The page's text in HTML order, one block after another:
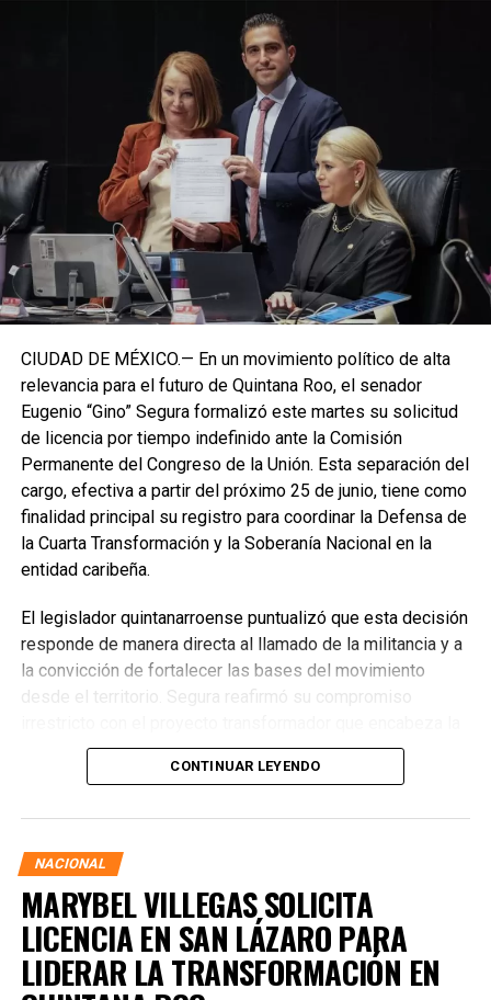
CIUDAD DE MÉXICO.— En un movimiento político de alta
relevancia para el futuro de Quintana Roo, el senador
Eugenio “Gino” Segura formalizó este martes su solicitud
de licencia por tiempo indefinido ante la Comisión
Permanente del Congreso de la Unión. Esta separación del
cargo, efectiva a partir del próximo 25 de junio, tiene como
finalidad principal su registro para coordinar la Defensa de
la Cuarta Transformación y la Soberanía Nacional en la
entidad caribeña.
El legislador quintanarroense puntualizó que esta decisión
responde de manera directa al llamado de la militancia y a
la convicción de fortalecer las bases del movimiento
desde el territorio. Segura reafirmó su compromiso
presidenta de la República, Claudia Sheinbaum Pardo,
asegurando que la consolidación del bienestar social
CONTINUAR LEYENDO
NACIONAL
MARYBEL VILLEGAS SOLICITA
LICENCIA EN SAN LÁZARO PARA
LIDERAR LA TRANSFORMACIÓN EN